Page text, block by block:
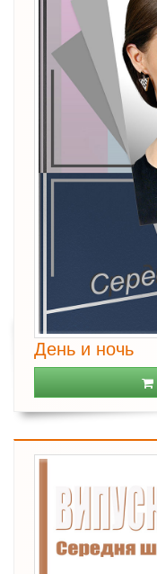
День и ночь